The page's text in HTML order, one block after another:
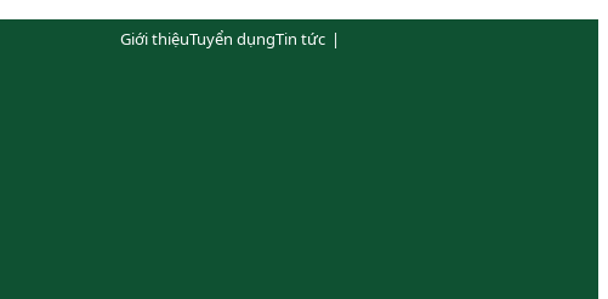
Giới thiệuTuyển dụngTin tức |